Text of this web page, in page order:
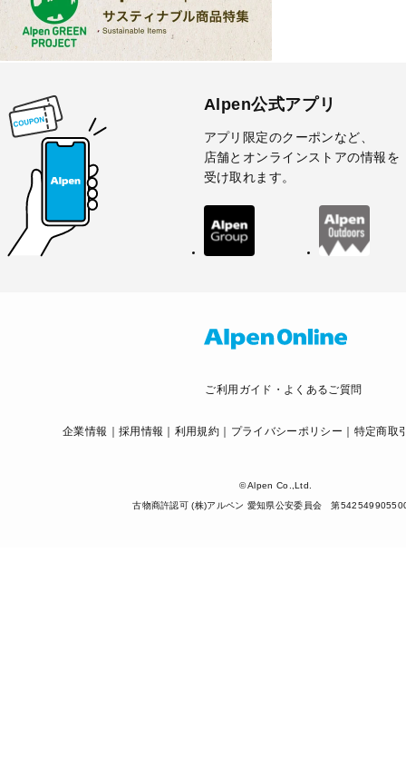
Alpen公式アプリ
アプリ限定のクーポンなど、
店舗とオンラインストアの情報を
受け取れます。
ご利用ガイド・よくあるご質問
企業情報 採用情報 利用規約 プライバシーポリシー 特定商取
© Alpen Co.,Ltd.
古物商許認可 (株)アルペン 愛知県公安委員会 第